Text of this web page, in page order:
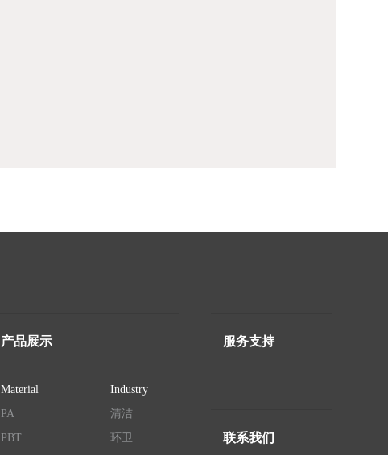
产品展示
Material
PA
PBT
Industry
清洁
环卫
服务支持
联系我们